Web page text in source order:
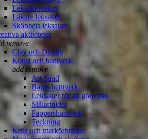
Leksaksväskor
Läkare leksaker
Skönhets leksaker
aktiviteter
remove
Clay och Dough
Konst och hantverk
add remove
Art Sand
Barns hantverk
Leksaker för att göra mat
Målarbilder
Pappershantverk
Teckning
Krita och markörbrädor